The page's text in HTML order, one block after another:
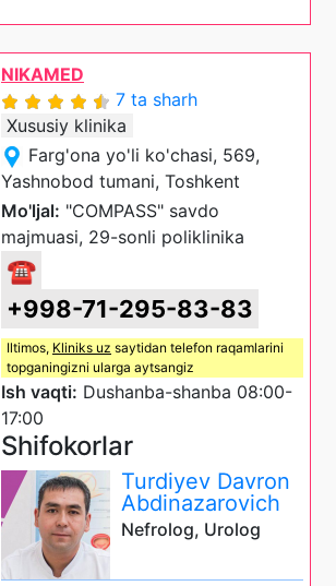
NIKAMED
7 ta sharh
Xususiy klinika
Farg'ona yo'li ko'chasi, 569,
Yashnobod tumani, Toshkent
Mo'ljal: "COMPASS" savdo
majmuasi, 29-sonli poliklinika
☎
+998-71-295-83-83
Iltimos, Kliniks uz saytidan telefon raqamlarini
topganingizni ularga aytsangiz
Ish vaqti: Dushanba-shanba 08:00-
17:00
Shifokorlar
Turdiyev Davron
Abdinazarovich
Nefrolog, Urolog